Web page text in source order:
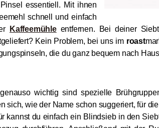
essentiell. Mit ihnen
schnell und einfach
Kaffeemühleentfernen. Bei deiner
Kein Problem, bei uns im roast
die du ganz bequem nach
wichtig sind spezielle
sich, wie der Name schon suggeriert, für
kannst du einfach ein Blindsieb in den